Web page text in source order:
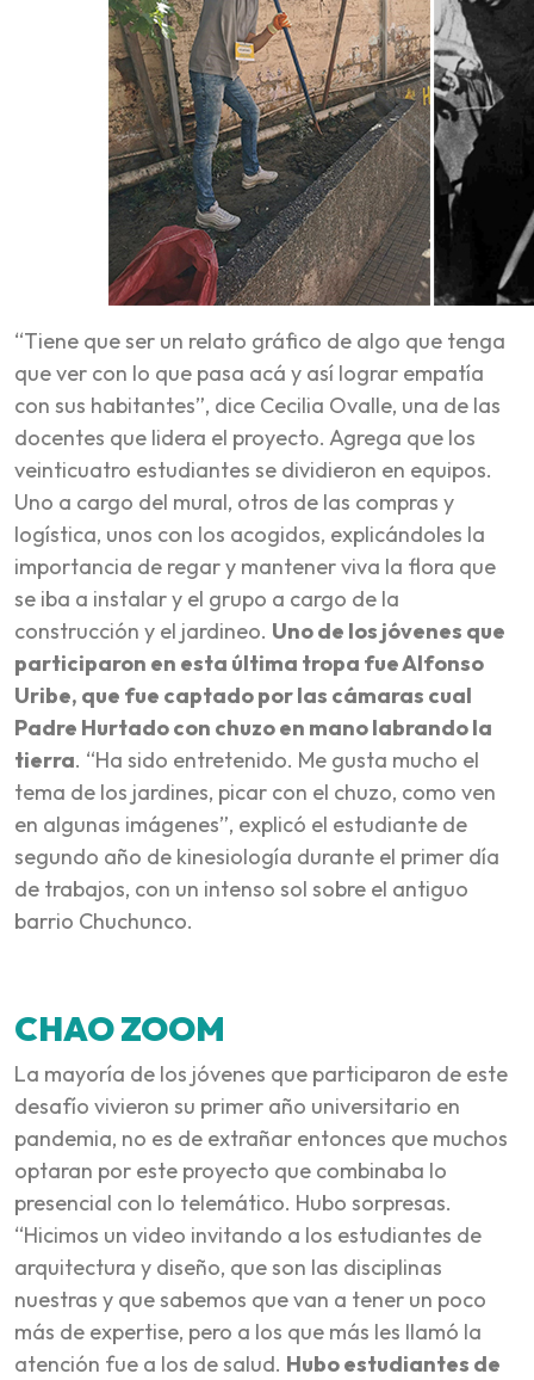
“Tiene que ser un relato gráfico de algo que tenga
que ver con lo que pasa acá y así lograr empatía
con sus habitantes”, dice Cecilia Ovalle, una de las
docentes que lidera el proyecto. Agrega que los
veinticuatro estudiantes se dividieron en equipos.
Uno a cargo del mural, otros de las compras y
logística, unos con los acogidos, explicándoles la
importancia de regar y mantener viva la flora que
se iba a instalar y el grupo a cargo de la
construcción y el jardineo. Uno de los jóvenes que
participaron en esta última tropa fue Alfonso
Uribe, que fue captado por las cámaras cual
Padre Hurtado con chuzo en mano labrando la
tierra. “Ha sido entretenido. Me gusta mucho el
tema de los jardines, picar con el chuzo, como ven
en algunas imágenes”, explicó el estudiante de
segundo año de kinesiología durante el primer día
de trabajos, con un intenso sol sobre el antiguo
barrio Chuchunco.
CHAO ZOOM
La mayoría de los jóvenes que participaron de este
desafío vivieron su primer año universitario en
pandemia, no es de extrañar entonces que muchos
optaran por este proyecto que combinaba lo
presencial con lo telemático. Hubo sorpresas.
“Hicimos un video invitando a los estudiantes de
arquitectura y diseño, que son las disciplinas
nuestras y que sabemos que van a tener un poco
más de expertise, pero a los que más les llamó la
atención fue a los de salud. Hubo estudiantes de